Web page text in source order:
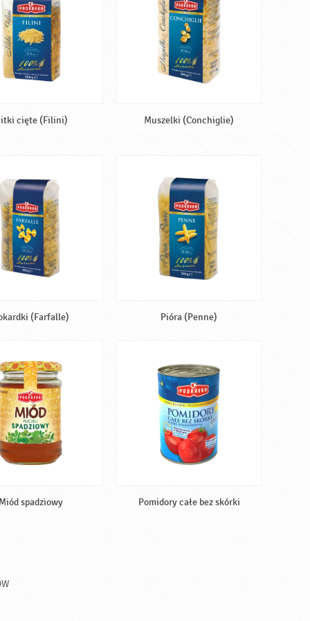
cięte (Filini) Muszelki (Conchiglie)
(Farfalle) Pióra (Penne)
Miód spadziowy Pomidory całe bez skórki